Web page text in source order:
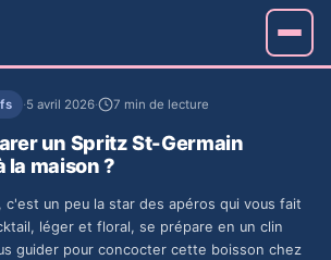
·5 avril 2026· 7 min de lecture
un Spritz St-Germain
maison ?
c'est un peu la star des apéros qui vous fait
léger et floral, se prépare en un clin
guider pour concocter cette boisson chez